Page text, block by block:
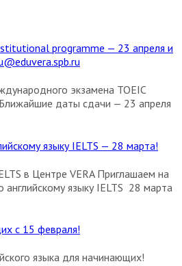
programme — 23 апреля и
экзамена TOEIC
даты сдачи — 23 апреля
языку IELTS — 28 марта!
в Центре VERA Приглашаем на
английскому языку IELTS 28 марта
с 15 февраля!
языка для начинающих!